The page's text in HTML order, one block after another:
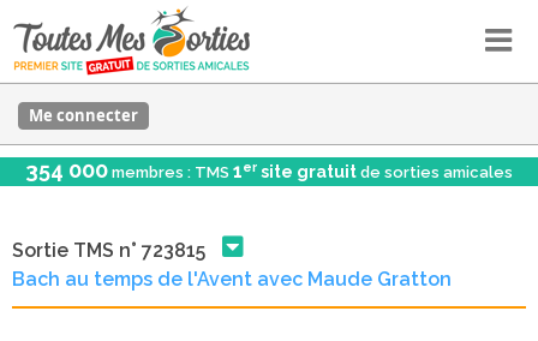
Me connecter
354 000 membres : TMS 1er site gratuit de sorties amicales
Sortie TMS n° 723815
Bach au temps de l'Avent avec Maude Gratton